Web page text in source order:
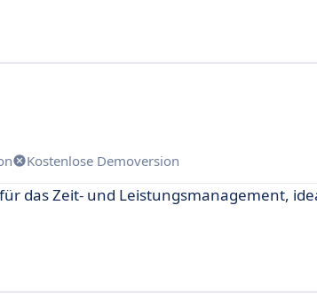
Kostenlose Demoversion
das Zeit- und Leistungsmanagement,